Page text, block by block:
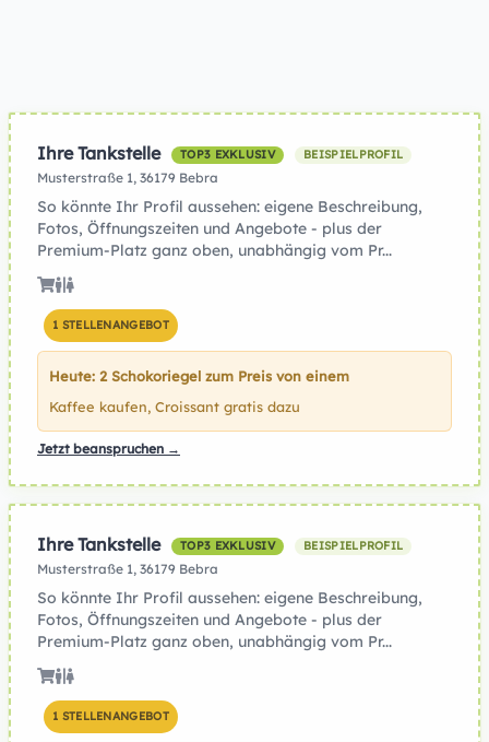
Ihre Tankstelle TOP3 EXKLUSIV BEISPIELPROFIL
Musterstraße 1, 36179 Bebra
So könnte Ihr Profil aussehen: eigene Beschreibung,
Fotos, Öffnungszeiten und Angebote - plus der
Premium-Platz ganz oben, unabhängig vom Pr...
1 STELLENANGEBOT
Heute: 2 Schokoriegel zum Preis von einem
Kaffee kaufen, Croissant gratis dazu
Jetzt beanspruchen →
Ihre Tankstelle TOP3 EXKLUSIV BEISPIELPROFIL
Musterstraße 1, 36179 Bebra
So könnte Ihr Profil aussehen: eigene Beschreibung,
Fotos, Öffnungszeiten und Angebote - plus der
Premium-Platz ganz oben, unabhängig vom Pr...
1 STELLENANGEBOT